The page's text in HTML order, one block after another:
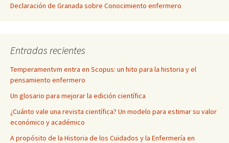
Declaración de Granada sobre Conocimiento enfermero
Entradas recientes
Temperamentvm entra en Scopus: un hito para la historia y el
pensamiento enfermero
Un glosario para mejorar la edición científica
¿Cuánto vale una revista científica? Un modelo para estimar su valor
económico y académico
A propósito de la Historia de los Cuidados y la Enfermería en